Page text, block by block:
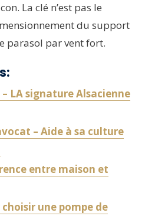
La clé n’est pas le
du support
parasol par vent fort.
LA signature Alsacienne
– Aide à sa culture
entre maison et
une pompe de